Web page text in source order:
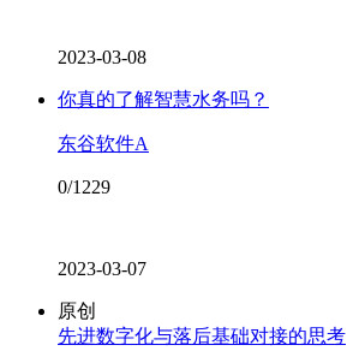
2023-03-08
你真的了解智慧水务吗？
东谷软件A
0/1229
2023-03-07
原创
先进数字化与落后基础对接的思考